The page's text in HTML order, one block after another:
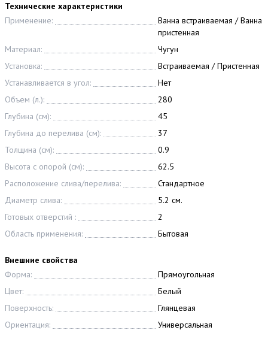
Технические характеристики
Применение:
Ванна встраиваемая / Ванна
пристенная
Материал:
Чугун
Установка:
Встраиваемая / Пристенная
Устанавливается в угол:
Нет
Объем (л.):
280
Глубина (см):
45
Глубина до перелива (см):
37
Толщина (см):
0.9
Высота с опорой (см):
62.5
Расположение слива/перелива:
Стандартное
Диаметр слива:
5.2 см.
Готовых отверстий :
2
Область применения:
Бытовая
Внешние свойства
Форма:
Прямоугольная
Цвет:
Белый
Поверхность:
Глянцевая
Ориентация:
Универсальная